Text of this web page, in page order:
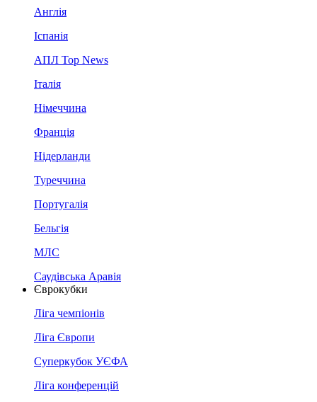
Англія
Іспанія
АПЛ Top News
Італія
Німеччина
Франція
Нідерланди
Туреччина
Португалія
Бельгія
МЛС
Саудівська Аравія
Єврокубки
Ліга чемпіонів
Ліга Європи
Суперкубок УЄФА
Ліга конференцій